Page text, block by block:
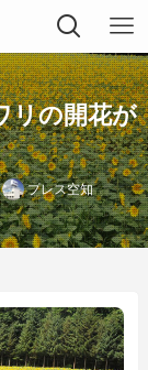
リの開花が
プレス空知